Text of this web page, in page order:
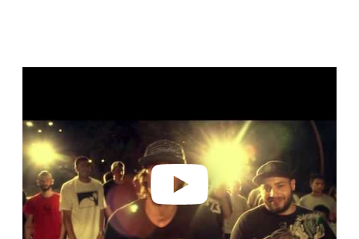
Play video